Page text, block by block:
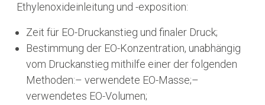
Ethylenoxideinleitung und -exposition:
Zeit für EO-Druckanstieg und finaler Druck;
Bestimmung der EO-Konzentration, unabhängig
vom Druckanstieg mithilfe einer der folgenden
Methoden:– verwendete EO-Masse;–
verwendetes EO-Volumen;